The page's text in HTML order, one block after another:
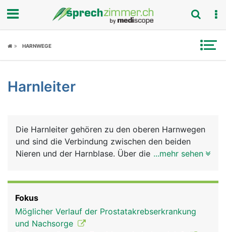
Fokus
Symptome
News
Rubriken
HARNWEGE
Harnleiter
Die Harnleiter gehören zu den oberen Harnwegen
und sind die Verbindung zwischen den beiden
Nieren und der Harnblase. Über die Harnleiter
Harn durch wellenförmige Bewegungen in die
Blase befördern. Die Mündungsstelle liegt an der
Hinterseite der Blasenwand und ist so angelegt,
...mehr sehen
Fokus
Möglicher Verlauf der Prostatakrebserkrankung
und Nachsorge